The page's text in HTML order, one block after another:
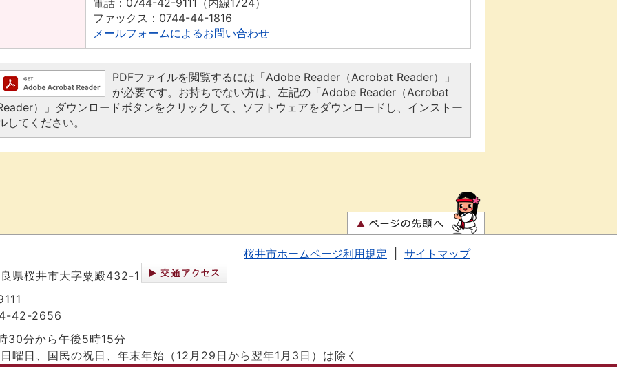
電話：0744-42-9111（内線1724）
ファックス：0744-44-1816
メールフォームによるお問い合わせ
PDFファイルを閲覧するには「Adobe Reader（Acrobat Reader）」
が必要です。お持ちでない方は、左記の「Adobe Reader（Acrobat
）」ダウンロードボタンをクリックして、ソフトウェアをダウンロードし、インストー
してください。
桜井市大字粟殿432-1
42-2656
30分から午後5時15分
曜日、国民の祝日、年末年始（12月29日から翌年1月3日）は除く
桜井市ホームページ利用規定 サイトマップ